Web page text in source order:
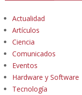
Actualidad
Artículos
Ciencia
Comunicados
Eventos
Hardware y Software
Tecnología